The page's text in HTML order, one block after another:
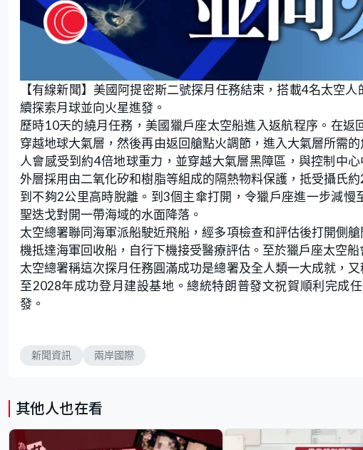
【有線新聞】美國阿提密斯二號探月任務結束，搭載4名太空
續探索月球並向火星進發。
歷時10天的繞月任務，美國獵戶座太空船進入返航程序。在
穿越地球大氣層，然後再由返回艙點火調節，進入大氣層所需
人會感受到約4倍地球重力，並穿越大氣層黑障區，與控制中
外層採用由二氧化矽和樹脂等組成的隔熱物料保護，抵受攝氏
到不夠2公里高時脫離。到3個主傘打開，令獵戶座進一步減
聖迭戈對開一帶海域的水面降落。
太空總署聯同海軍派船駛近飛船，經多項檢查和評估後打開側
機抵達海軍回收船，自行下機接受醫療評估。至於獵戶座太空
太空總署稱這次探月任務圓滿成功是總署及全人類一大成就，
至2028年成功登月建設基地。總統特朗普發文祝賀順利完成
發。
新聞資訊 兩岸國際
其他人也在看